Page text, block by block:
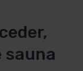
sauna